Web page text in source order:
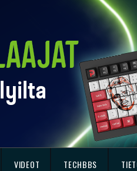
VIDEOT TECHBBS